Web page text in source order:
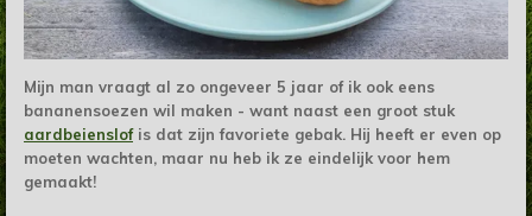
Mijn man vraagt al zo ongeveer 5 jaar of ik ook eens
bananensoezen wil maken - want naast een groot stuk
aardbeienslofis dat zijn favoriete gebak. Hij heeft er even op
moeten wachten, maar nu heb ik ze eindelijk voor hem
gemaakt!